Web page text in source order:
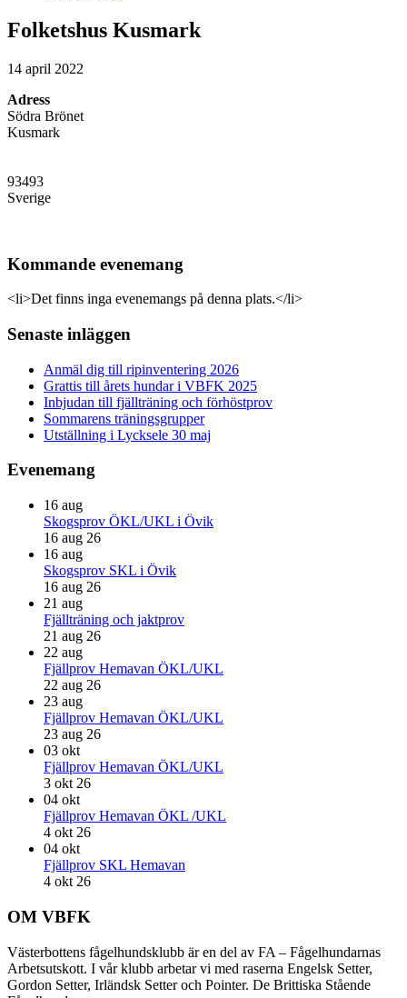
Folketshus Kusmark
14 april 2022
Adress
Södra Brönet
Kusmark
93493
Sverige
Kommande evenemang
<li>Det finns inga evenemangs på denna plats.</li>
Primärt
sidofält
Senaste inläggen
Anmäl dig till ripinventering 2026
Grattis till årets hundar i VBFK 2025
Inbjudan till fjällträning och förhöstprov
Sommarens träningsgrupper
Utställning i Lycksele 30 maj
Evenemang
16 aug
Skogsprov ÖKL/UKL i Övik
16 aug 26
16 aug
Skogsprov SKL i Övik
16 aug 26
21 aug
Fjällträning och jaktprov
21 aug 26
22 aug
Fjällprov Hemavan ÖKL/UKL
22 aug 26
23 aug
Fjällprov Hemavan ÖKL/UKL
23 aug 26
03 okt
Fjällprov Hemavan ÖKL/UKL
3 okt 26
04 okt
Fjällprov Hemavan ÖKL /UKL
4 okt 26
04 okt
Fjällprov SKL Hemavan
4 okt 26
Footer
OM VBFK
Västerbottens fågelhundsklubb är en del av FA – Fågelhundarnas
Arbetsutskott. I vår klubb arbetar vi med raserna Engelsk Setter,
Gordon Setter, Irländsk Setter och Pointer. De Brittiska Stående